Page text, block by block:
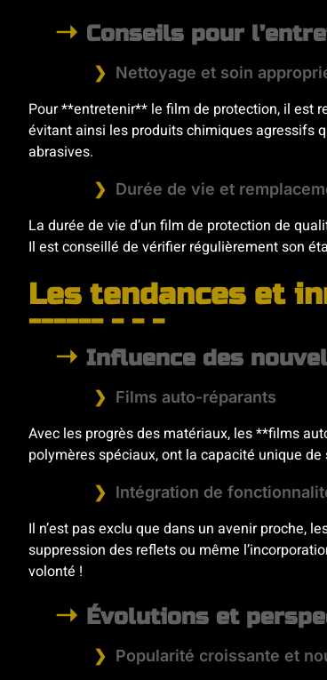
Conseils pour
Nettoyage et soin
Pour **entretenir** le film de protection, il est
évitant ainsi les produits chimiques agressifs
abrasives.
Durée de vie et
La durée de vie d’un film de protection de
Il est conseillé de vérifier régulièrement son
Les tendances et
Influence des
Films auto-réparants
Avec les progrès des matériaux, les **films
polymères spéciaux, ont la capacité unique
Intégration de
Il n’est pas exclu que dans un avenir proche,
suppression des reflets ou même
volonté !
Évolutions et
Popularité croissante et